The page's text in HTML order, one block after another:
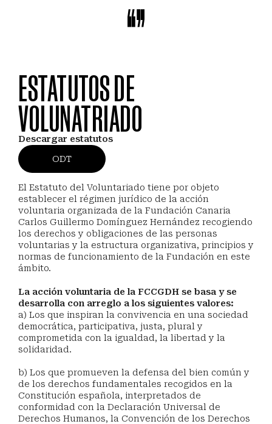
Menú
ESTATUTOS DE
VOLUNATRIADO
Descargar estatutos
ODT
El Estatuto del Voluntariado tiene por objeto
establecer el régimen jurídico de la acción
voluntaria organizada de la Fundación Canaria
Carlos Guillermo Domínguez Hernández recogiendo
los derechos y obligaciones de las personas
voluntarias y la estructura organizativa, principios y
normas de funcionamiento de la Fundación en este
ámbito.
La acción voluntaria de la FCCGDH se basa y se
desarrolla con arreglo a los siguientes valores:
a) Los que inspiran la convivencia en una sociedad
democrática, participativa, justa, plural y
comprometida con la igualdad, la libertad y la
solidaridad.
b) Los que promueven la defensa del bien común y
de los derechos fundamentales recogidos en la
Constitución española, interpretados de
conformidad con la Declaración Universal de
Derechos Humanos, la Convención de los Derechos